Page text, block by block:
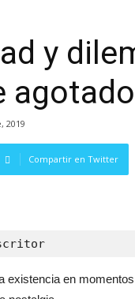
y
2019
Compartir en Twitter
existencia en